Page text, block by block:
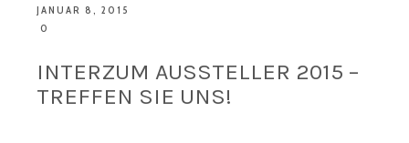
JANUAR 8, 2015
0
INTERZUM AUSSTELLER 2015 –
TREFFEN SIE UNS!